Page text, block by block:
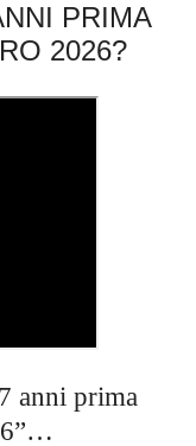
PRIMA
2026?
anni prima